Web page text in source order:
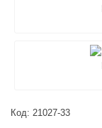
Код: 21027-33